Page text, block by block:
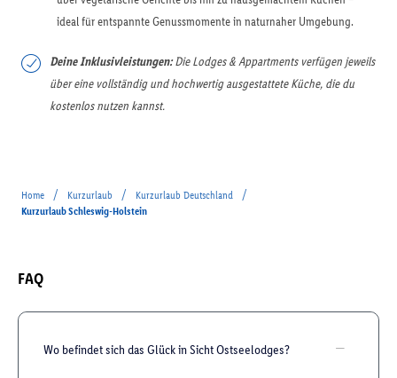
ideal für entspannte Genussmomente in naturnaher Umgebung.
Deine Inklusivleistungen:Die Lodges & Appartments verfügen jeweils
über eine vollständig und hochwertig ausgestattete Küche, die du
kostenlos nutzen kannst.
Home / Kurzurlaub / Kurzurlaub Deutschland /
Kurzurlaub Schleswig-Holstein
FAQ
Wo befindet sich das Glück in Sicht Ostseelodges?